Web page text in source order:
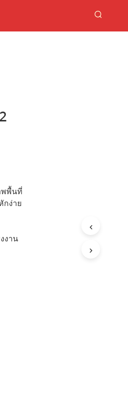
พพื้นที่
กง่าย
งาน